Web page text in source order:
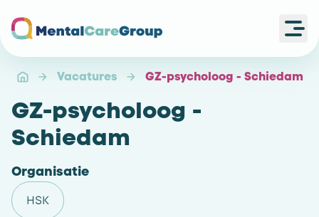
Vacatures GZ-psycholoog - Schiedam
GZ-psycholoog -
Schiedam
Organisatie
HSK